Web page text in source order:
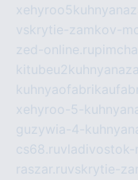
vskrytie-zamkov-
zed-online.ru
xehyroo-5-
guzywia-4-
cs68.ruvladivostok-
raszar.ruvskrytie-